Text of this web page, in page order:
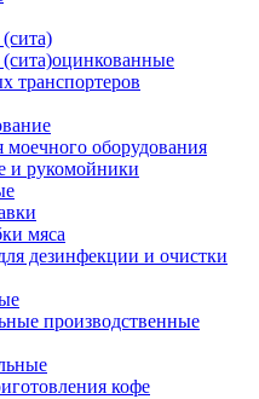
транспортеров
моечного оборудования
и рукомойники
мяса
дезинфекции и очистки
производственные
кофе